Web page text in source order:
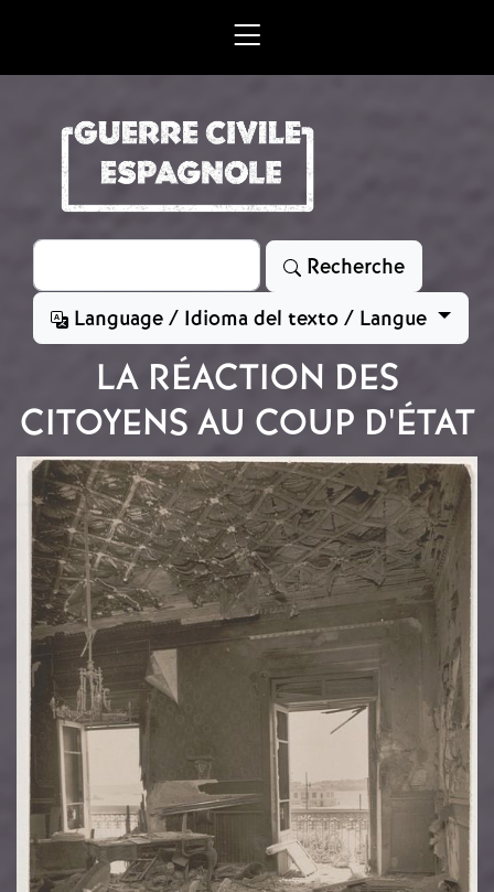
Rechercher
Recherche
Language / Idioma del texto / Langue
LA RÉACTION DES
CITOYENS AU COUP D'ÉTAT
Image